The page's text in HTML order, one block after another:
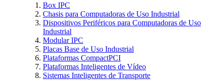
Box IPC
Chasis para Computadoras de Uso Industrial
Dispositivos Periféricos para Computadoras de Uso
Industrial
Modular IPC
Placas Base de Uso Industrial
Plataformas CompactPCI
Plataformas Inteligentes de Vídeo
Sistemas Inteligentes de Transporte